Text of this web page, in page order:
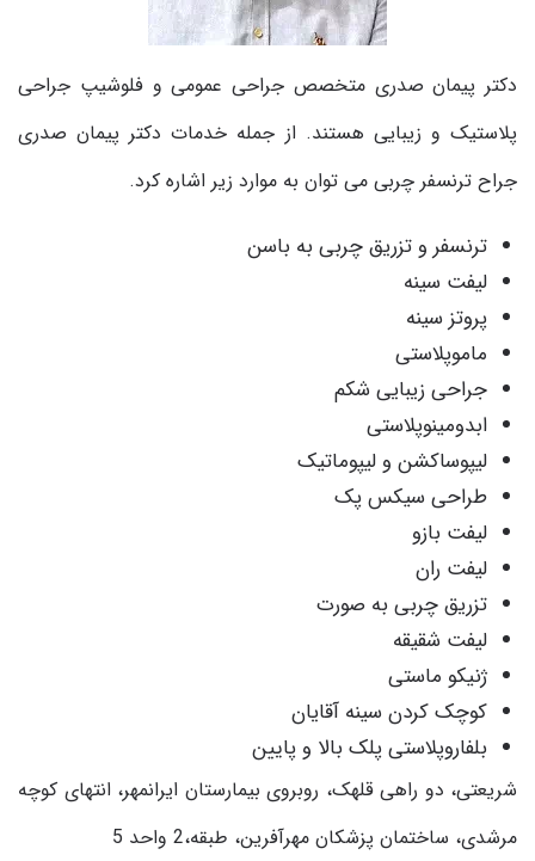
دکتر پیمان صدری متخصص جراحی عمومی و فلوشیپ جراحی
پلاستیک و زیبایی هستند. از جمله خدمات دکتر پیمان صدری
جراح ترنسفر چربی می توان به موارد زیر اشاره کرد.
ترنسفر و تزریق چربی به باسن
لیفت سینه
پروتز سینه
ماموپلاستی
جراحی زیبایی شکم
ابدومینوپلاستی
لیپوساکشن و لیپوماتیک
طراحی سیکس پک
لیفت بازو
لیفت ران
تزریق چربی به صورت
لیفت شقیقه
ژنیکو ماستی
کوچک کردن سینه آقایان
بلفاروپلاستی پلک بالا و پایین
شریعتی، دو راهی قلهک، روبروی بیمارستان ایرانمهر، انتهای کوچه
مرشدی، ساختمان پزشکان مهرآفرین، طبقه،2 واحد 5